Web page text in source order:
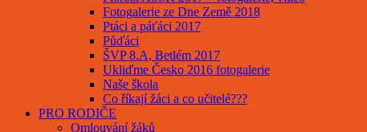
Fotogalerie ze Dne Země 2018
Ptáci a páťáci 2017
Půďáci
ŠVP 8.A, Betlém 2017
Ukliďme Česko 2016 fotogalerie
Naše škola
Co říkají žáci a co učitelé???
PRO RODIČE
Omlouvání žáků